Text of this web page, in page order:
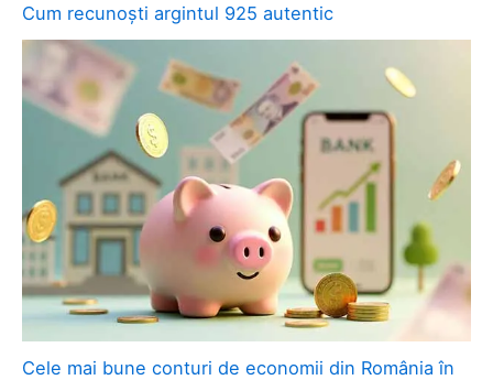
Cum recunoști argintul 925 autentic
Cele mai bune conturi de economii din România în